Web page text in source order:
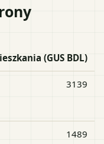
(GUS BDL)
3139
1489